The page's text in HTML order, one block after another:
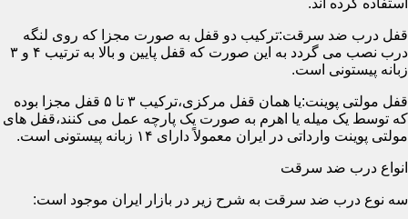
قفل درب ضد سرقت:ترکیب دو قفل به صورت مجزا که روی لنگه
درب نصب می گردد به این صورت که قفل پایین و بالا به ترتیب ۴ و ۳
زبانه پیستونی است.
قفل مولتی پوینت:یا همان قفل مرکزی،ترکیب ۳ تا ۵ قفل مجزا بوده
که توسط یک میله یا اهرم به صورت یک پارچه عمل می کنند،قفل های
مولتی پوینت وارداتی در ایران معمولاً دارای ۱۴ زبانه پیستونی است.
انواع درب ضد سرقت
سه نوع درب ضد سرقت به شرح زیر در بازار ایران موجود است: